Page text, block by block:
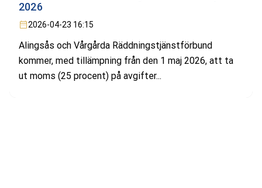
2026
2026-04-23 16:15
Alingsås och Vårgårda Räddningstjänstförbund
kommer, med tillämpning från den 1 maj 2026, att ta
ut moms (25 procent) på avgifter...